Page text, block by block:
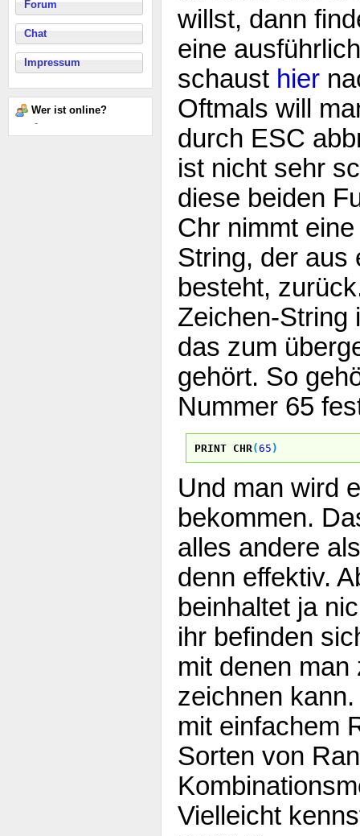
Forum
Chat
Impressum
Wer ist online?
-
willst, dann
eine
schaust hier
Oftmals will
durch ESC
ist nicht sehr
diese beiden
Chr nimmt
String, der aus
besteht,
Zeichen-String
das zum
gehört. So
Nummer 65
PRINT CHR (65 )
Und man wird
bekommen.
alles andere
denn effektiv.
beinhaltet ja
ihr befinden
mit denen
zeichnen
mit einfachem
Sorten von
Vielleicht